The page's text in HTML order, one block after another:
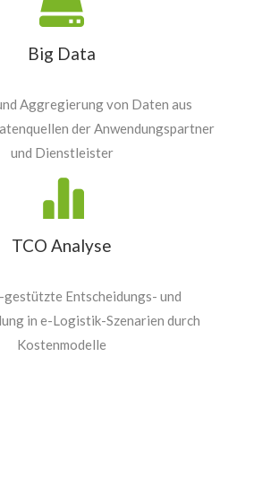
Big Data
Aggregierung von Daten aus
der Anwendungspartner
und Dienstleister
TCO Analyse
Entscheidungs- und
in e-Logistik-Szenarien durch
Kostenmodelle